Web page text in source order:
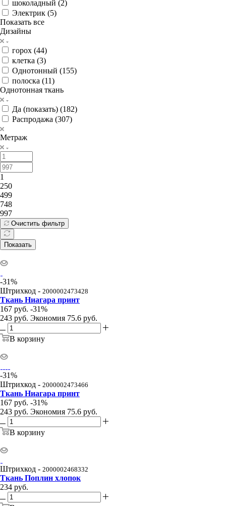
шоколадный (2)
Электрик (5)
Показать все
Дизайны
горох (44)
клетка (3)
Однотонный (155)
полоска (11)
Однотонная ткань
Да (показать) (182)
Распродажа (307)
Метраж
1
250
499
748
997
Очистить фильтр
Показать
-31%
Штрихкод - 2000002473428
Ткань Ниагара принт
167 руб.
243 руб.
-31%
Экономия 75.6 руб.
В корзину
-31%
Штрихкод - 2000002473466
Ткань Ниагара принт
167 руб.
243 руб.
-31%
Экономия 75.6 руб.
В корзину
Штрихкод - 2000002468332
Ткань Поплин хлопок
234 руб.